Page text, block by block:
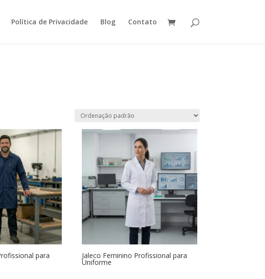
Política de Privacidade Blog Contato
para Jaleco Feminino Profissional para
Uniforme